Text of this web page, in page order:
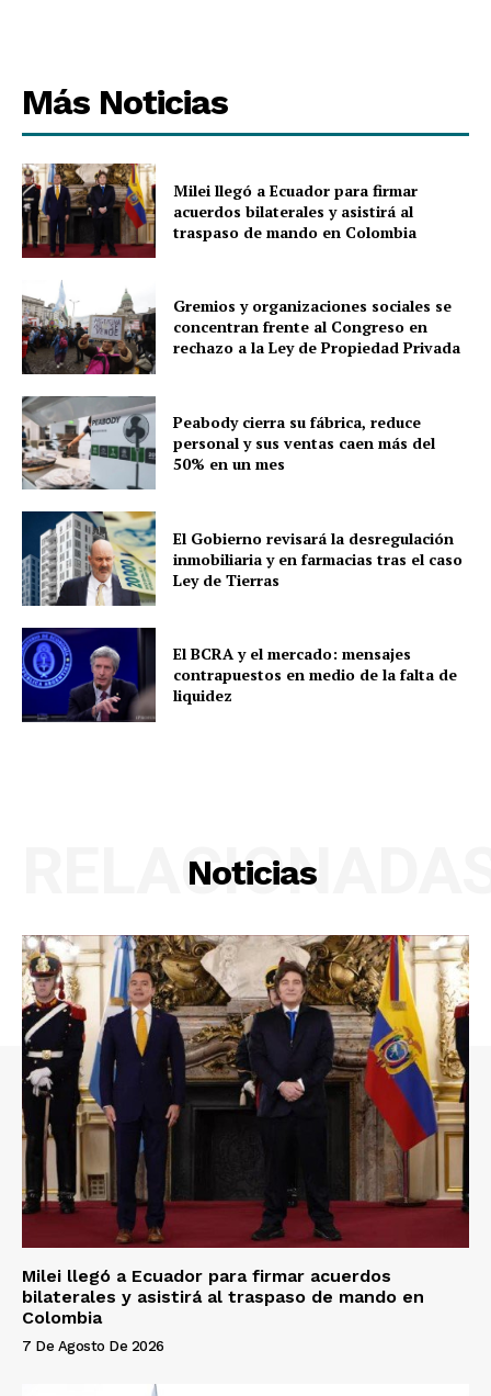
Más Noticias
Milei llegó a Ecuador para firmar
acuerdos bilaterales y asistirá al
traspaso de mando en Colombia
Gremios y organizaciones sociales se
concentran frente al Congreso en
rechazo a la Ley de Propiedad Privada
Peabody cierra su fábrica, reduce
personal y sus ventas caen más del
50% en un mes
El Gobierno revisará la desregulación
inmobiliaria y en farmacias tras el caso
Ley de Tierras
El BCRA y el mercado: mensajes
contrapuestos en medio de la falta de
liquidez
Noticias
Milei llegó a Ecuador para firmar acuerdos
bilaterales y asistirá al traspaso de mando en
Colombia
7 De Agosto De 2026